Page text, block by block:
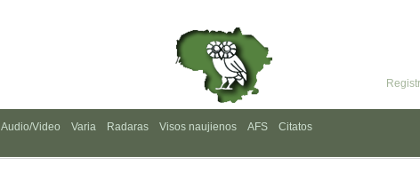
Audio/Video Varia Radaras Visos naujienos AFS
Citatos